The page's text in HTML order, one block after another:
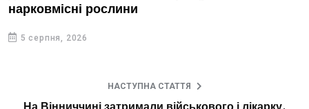
нарковмісні рослини
5 серпня, 2026
НАСТУПНА СТАТТЯ